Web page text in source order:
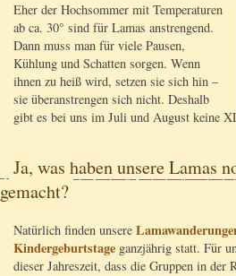
Eher der Hochsommer mit Temperaturen
ab ca. 30° sind für Lamas anstrengend.
Dann muss man für viele Pausen,
Kühlung und Schatten sorgen. Wenn
ihnen zu heiß wird, setzen sie sich hin –
sie überanstrengen sich nicht. Deshalb
gibt es bei uns im Juli und August keine
Ja, was haben unsere Lamas
gemacht?
Natürlich finden unsere
Kindergeburtstage ganzjährig statt. Für
dieser Jahreszeit, dass die Gruppen in